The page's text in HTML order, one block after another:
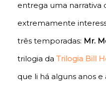
entrega uma narrativa
extremamente
três temporadas: Mr.
trilogia da Trilogia Bill
que li há alguns anos e